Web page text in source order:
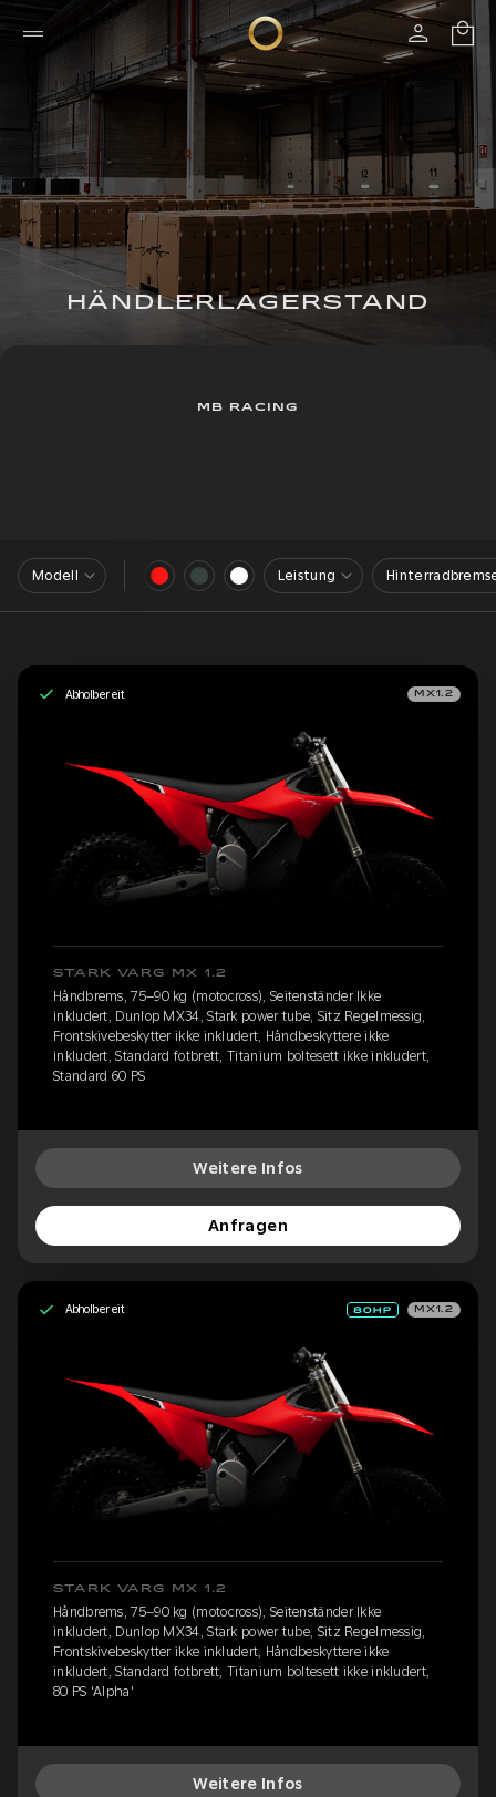
HÄNDLERLAGERSTAND
MB RACING
Modell Leistung
Abholbereit MX1.2
STARK VARG MX 1.2
Håndbrems, 75–90 kg (motocross), Seitenständer Ikke
inkludert, Dunlop MX34, Stark power tube, Sitz Regelmessig,
Frontskivebeskytter ikke inkludert, Håndbeskyttere ikke
inkludert, Standard fotbrett, Titanium boltesett ikke inkludert,
Standard 60 PS
Weitere Infos
Anfragen
Abholbereit MX1.2
STARK VARG MX 1.2
Håndbrems, 75–90 kg (motocross), Seitenständer Ikke
inkludert, Dunlop MX34, Stark power tube, Sitz Regelmessig,
Frontskivebeskytter ikke inkludert, Håndbeskyttere ikke
inkludert, Standard fotbrett, Titanium boltesett ikke inkludert,
80 PS 'Alpha'
Weitere Infos